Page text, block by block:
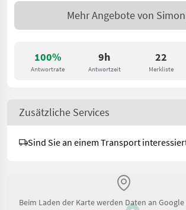
100%
Antwortrate
9h
Antwortzeit
22
Merkliste
Mehr Angebote von Simon
Zusätzliche Services
Sind Sie an einem Transport
Beim Laden der Karte werden Daten an